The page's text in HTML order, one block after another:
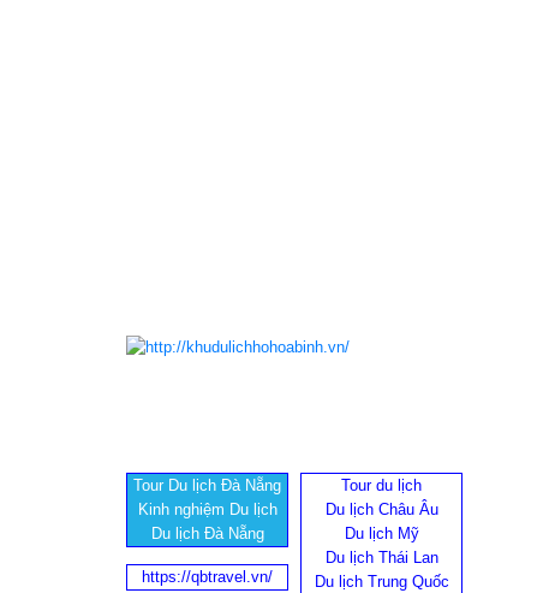
Tour Du lịch Đà Nẵng
Kinh nghiệm Du lịch
Du lịch Đà Nẵng
Tour du lịch
Du lịch Châu Âu
Du lịch Mỹ
Du lịch Thái Lan
Du lịch Trung Quốc
https://qbtravel.vn/